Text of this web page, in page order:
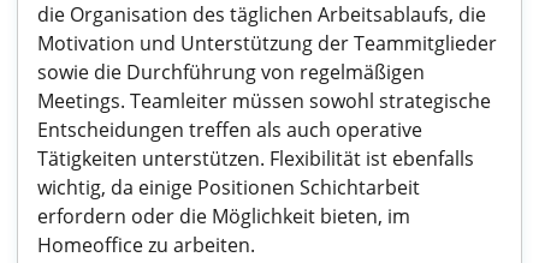
die Organisation des täglichen Arbeitsablaufs, die
Motivation und Unterstützung der Teammitglieder
sowie die Durchführung von regelmäßigen
Meetings. Teamleiter müssen sowohl strategische
Entscheidungen treffen als auch operative
Tätigkeiten unterstützen. Flexibilität ist ebenfalls
wichtig, da einige Positionen Schichtarbeit
erfordern oder die Möglichkeit bieten, im
Homeoffice zu arbeiten.